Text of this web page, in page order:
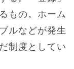
もの。ホーム
ルなどが発生
制度としてい